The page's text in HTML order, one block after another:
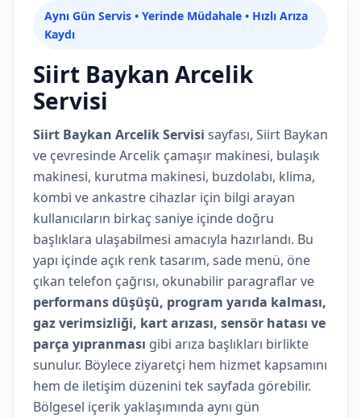
Aynı Gün Servis • Yerinde Müdahale • Hızlı Arıza
Kaydı
Siirt Baykan Arcelik
Servisi
Siirt Baykan Arcelik Servisi sayfası, Siirt Baykan
ve çevresinde Arcelik çamaşır makinesi, bulaşık
makinesi, kurutma makinesi, buzdolabı, klima,
kombi ve ankastre cihazlar için bilgi arayan
kullanıcıların birkaç saniye içinde doğru
başlıklara ulaşabilmesi amacıyla hazırlandı. Bu
yapı içinde açık renk tasarım, sade menü, öne
çıkan telefon çağrısı, okunabilir paragraflar ve
performans düşüşü, program yarıda kalması,
gaz verimsizliği, kart arızası, sensör hatası ve
parça yıpranması gibi arıza başlıkları birlikte
sunulur. Böylece ziyaretçi hem hizmet kapsamını
hem de iletişim düzenini tek sayfada görebilir.
Bölgesel içerik yaklaşımında aynı gün